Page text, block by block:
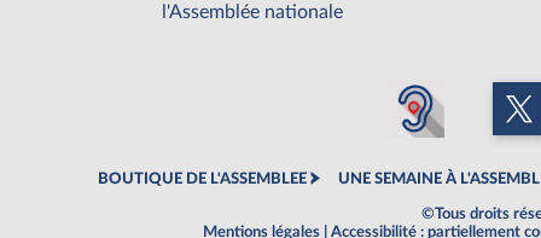
l'Assemblée nationale
BOUTIQUE DE L'ASSEMBLEE UNE SEMAINE À
©Tous droits
Mentions légales
Accessibilité : partiellement